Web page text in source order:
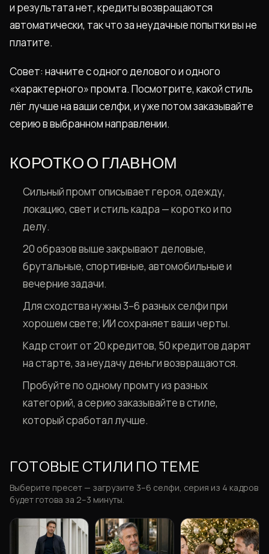
и результата нет, кредиты возвращаются
автоматически, так что за неудачные попытки вы не
платите.
Совет: начните с одного делового и одного
«характерного» промта. Посмотрите, какой стиль
лёг лучше на ваши селфи, и уже потом заказывайте
серию в выбранном направлении.
КОРОТКО О ГЛАВНОМ
Сильный промт описывает героя, одежду,
локацию, свет и стиль кадра — коротко и по
делу.
20 образов выше закрывают деловые,
брутальные, спортивные, автомобильные и
вечерние задачи.
Для сходства нужны 3–6 разных селфи при
хорошем свете; ИИ сохраняет ваши черты.
Кадр стоит от 20 кредитов, 50 кредитов дарят
на старте, за неудачу деньги возвращаются.
Пробуйте по одному промту из разных
категорий, а серию заказывайте в стиле,
который сработал лучше.
ГОТОВЫЕ СТИЛИ ПО ТЕМЕ
Выберите пресет — загрузите 3–6 селфи, серия из 4 кадров
будет готова за 2–3 минуты.